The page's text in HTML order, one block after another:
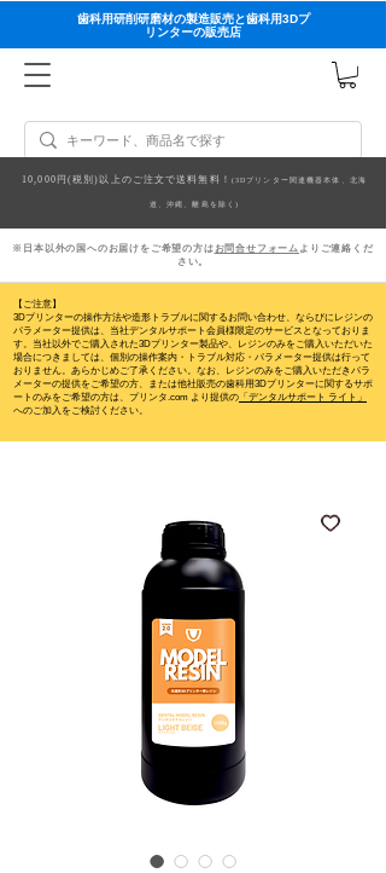
歯科用研削研磨材の製造販売と歯科用3Dプ
リンターの販売店
10,000円(税別)以上のご注文で送料無料！ (3Dプリンター関連機器本体、北海
道、沖縄、離島を除く)
※日本以外の国へのお届けをご希望の方はお問合せフォーム よりご連絡くだ
さい。
【ご注意】
3Dプリンターの操作方法や造形トラブルに関するお問い合わせ、ならびにレジンの
パラメーター提供は、当社デンタルサポート会員様限定のサービスとなっておりま
す。当社以外でご購入された3Dプリンター製品や、レジンのみをご購入いただいた
場合につきましては、個別の操作案内・トラブル対応・パラメーター提供は行って
おりません。 あらかじめご了承ください。なお、レジンのみをご購入いただきパラ
メーターの提供をご希望の方、または他社販売の歯科用3Dプリンターに関するサポ
ートのみをご希望の方は、プリンタ.com より提供の 「デンタルサポート ライト」
へのご加入をご検討ください。